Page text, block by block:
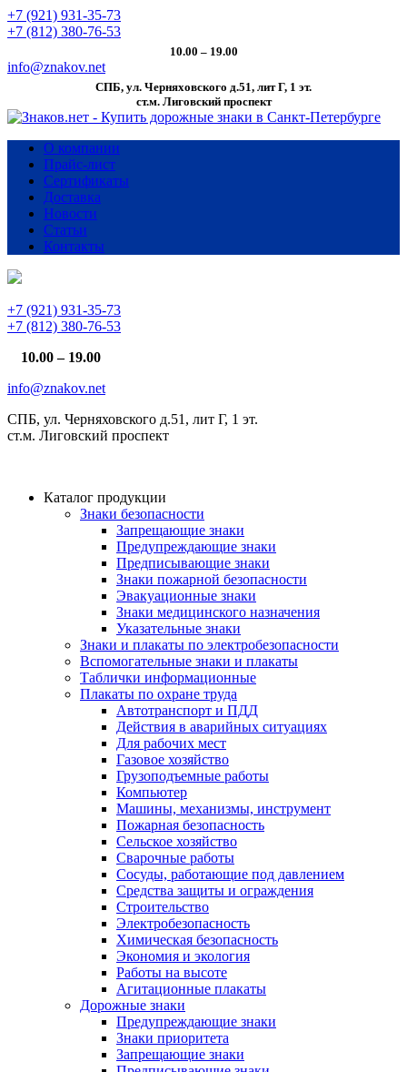
+7 (921) 931-35-73
+7 (812) 380-76-53
10.00 – 19.00
info@znakov.net
СПБ, ул. Черняховского д.51, лит Г, 1 эт.
cт.м. Лиговский проспект
О компании
Прайс-лист
Сертификаты
Доставка
Новости
Статьи
Контакты
+7 (921) 931-35-73
+7 (812) 380-76-53
10.00 – 19.00
info@znakov.net
СПБ, ул. Черняховского д.51, лит Г, 1 эт.
cт.м. Лиговский проспект
Каталог продукции
Знаки безопасности
Запрещающие знаки
Предупреждающие знаки
Предписывающие знаки
Знаки пожарной безопасности
Эвакуационные знаки
Знаки медицинского назначения
Указательные знаки
Знаки и плакаты по электробезопасности
Вспомогательные знаки и плакаты
Таблички информационные
Плакаты по охране труда
Автотранспорт и ПДД
Действия в аварийных ситуациях
Для рабочих мест
Газовое хозяйство
Грузоподъемные работы
Компьютер
Машины, механизмы, инструмент
Пожарная безопасность
Сельское хозяйство
Сварочные работы
Сосуды, работающие под давлением
Средства защиты и ограждения
Строительство
Электробезопасность
Химическая безопасность
Экономия и экология
Работы на высоте
Агитационные плакаты
Дорожные знаки
Предупреждающие знаки
Знаки приоритета
Запрещающие знаки